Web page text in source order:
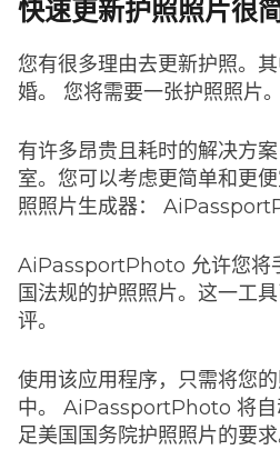
快速更新护照照片很
您有很多理由去更新护照。
婚。 您将需要一张护照照片。
有许多昂贵且耗时的解决方
室。您可以考虑更简单和更
照照片生成器：
AiPassportPhoto 允许您将
国法规的护照照片。这一工
评。
使用该应用程序，只需将您
中。 AiPassportPhoto 将自
足美国国务院护照照片的要